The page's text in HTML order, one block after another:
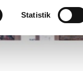
Statistik